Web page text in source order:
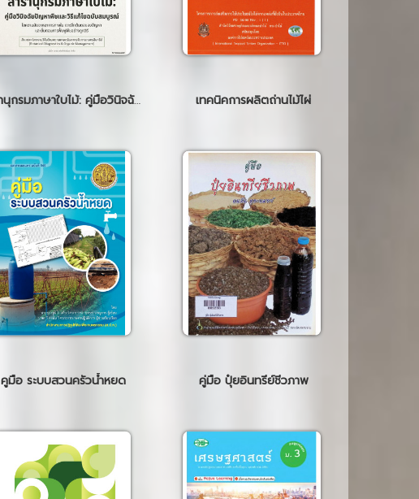
สารานุกรมภาษาใบไม้: คู่มือวินิจฉัยปัญหาพืชและวิธีแก้ไขฉบับสมบูรณ์ เทคนิคการผลิตถ่านไม้ไผ่
คูมือ ระบบสวนครัวน้ำหยด คู่มือ ปุ๋ยอินทรีย์ชีวภาพ